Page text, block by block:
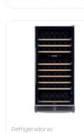
Refrigeradoras